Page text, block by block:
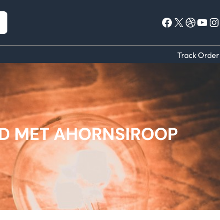
Facebook X Dribbble YouTube Instagram
Track Order
MET AHORNSIROOP